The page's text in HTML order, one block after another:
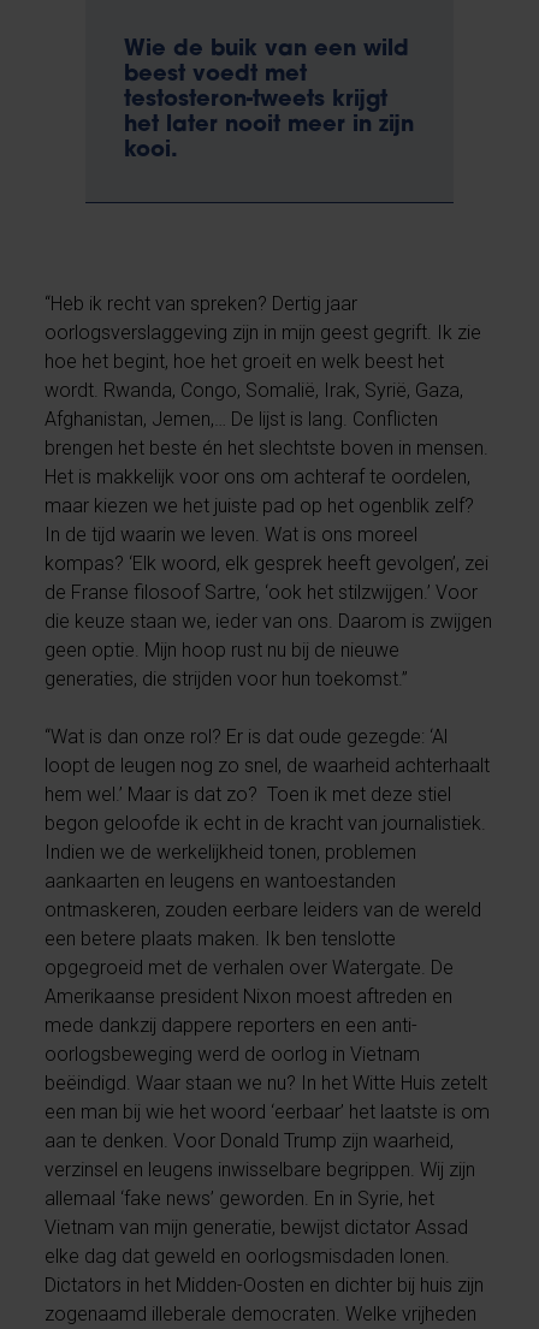
Wie de buik van een wild
beest voedt met
testosteron-tweets krijgt
het later nooit meer in zijn
kooi.
“Heb ik recht van spreken? Dertig jaar
oorlogsverslaggeving zijn in mijn geest gegrift. Ik zie
hoe het begint, hoe het groeit en welk beest het
wordt. Rwanda, Congo, Somalië, Irak, Syrië, Gaza,
Afghanistan, Jemen,… De lijst is lang. Conflicten
brengen het beste én het slechtste boven in mensen.
Het is makkelijk voor ons om achteraf te oordelen,
maar kiezen we het juiste pad op het ogenblik zelf?
In de tijd waarin we leven. Wat is ons moreel
kompas? ‘Elk woord, elk gesprek heeft gevolgen’, zei
de Franse filosoof Sartre, ‘ook het stilzwijgen.’ Voor
die keuze staan we, ieder van ons. Daarom is zwijgen
geen optie. Mijn hoop rust nu bij de nieuwe
generaties, die strijden voor hun toekomst.”
“Wat is dan onze rol? Er is dat oude gezegde: ‘Al
loopt de leugen nog zo snel, de waarheid achterhaalt
hem wel.’ Maar is dat zo? Toen ik met deze stiel
begon geloofde ik echt in de kracht van journalistiek.
Indien we de werkelijkheid tonen, problemen
aankaarten en leugens en wantoestanden
ontmaskeren, zouden eerbare leiders van de wereld
een betere plaats maken. Ik ben tenslotte
opgegroeid met de verhalen over Watergate. De
Amerikaanse president Nixon moest aftreden en
mede dankzij dappere reporters en een anti-
oorlogsbeweging werd de oorlog in Vietnam
beëindigd. Waar staan we nu? In het Witte Huis zetelt
een man bij wie het woord ‘eerbaar’ het laatste is om
aan te denken. Voor Donald Trump zijn waarheid,
verzinsel en leugens inwisselbare begrippen. Wij zijn
allemaal ‘fake news’ geworden. En in Syrie, het
Vietnam van mijn generatie, bewijst dictator Assad
elke dag dat geweld en oorlogsmisdaden lonen.
Dictators in het Midden-Oosten en dichter bij huis zijn
zogenaamd illeberale democraten. Welke vrijheden